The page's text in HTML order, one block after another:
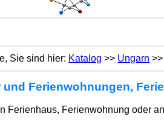
Sie sind hier: Katalog >> Ungarn
und Ferienwohnungen,
Ferienhaus, Ferienwohnung oder